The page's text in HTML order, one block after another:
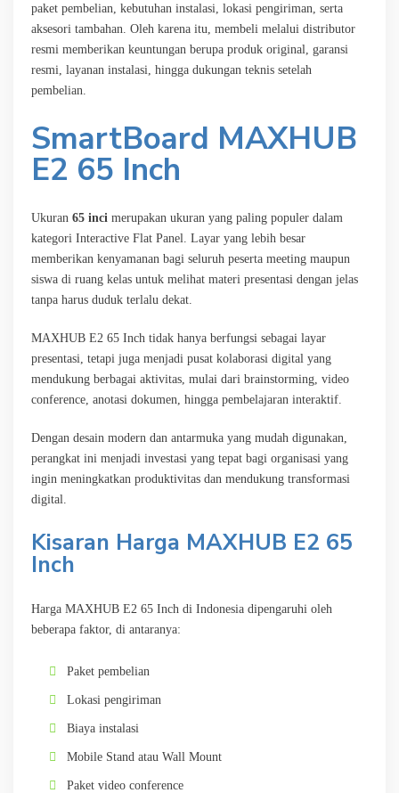
paket pembelian, kebutuhan instalasi, lokasi pengiriman, serta
aksesori tambahan. Oleh karena itu, membeli melalui distributor
resmi memberikan keuntungan berupa produk original, garansi
resmi, layanan instalasi, hingga dukungan teknis setelah
pembelian.
SmartBoard MAXHUB
E2 65 Inch
Ukuran 65 inci merupakan ukuran yang paling populer dalam
kategori Interactive Flat Panel. Layar yang lebih besar
memberikan kenyamanan bagi seluruh peserta meeting maupun
siswa di ruang kelas untuk melihat materi presentasi dengan jelas
tanpa harus duduk terlalu dekat.
MAXHUB E2 65 Inch tidak hanya berfungsi sebagai layar
presentasi, tetapi juga menjadi pusat kolaborasi digital yang
mendukung berbagai aktivitas, mulai dari brainstorming, video
conference, anotasi dokumen, hingga pembelajaran interaktif.
Dengan desain modern dan antarmuka yang mudah digunakan,
perangkat ini menjadi investasi yang tepat bagi organisasi yang
ingin meningkatkan produktivitas dan mendukung transformasi
digital.
Kisaran Harga MAXHUB E2 65
Inch
Harga MAXHUB E2 65 Inch di Indonesia dipengaruhi oleh
beberapa faktor, di antaranya:
Paket pembelian
Lokasi pengiriman
Biaya instalasi
Mobile Stand atau Wall Mount
Paket video conference